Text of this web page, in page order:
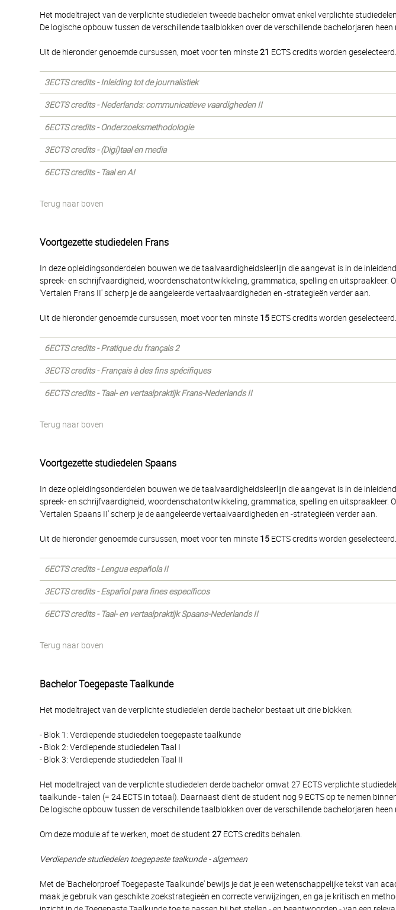
Het modeltraject van de verplichte studiedelen tweede bachelor omvat enkel verplichte
De logische opbouw tussen de verschillende taalblokken over de verschillende bachelorjaren
Uit de hieronder genoemde cursussen, moet voor ten minste21 ECTS credits worden geselecteerd.
3ECTS credits - Inleiding tot de journalistiek
3ECTS credits - Nederlands: communicatieve vaardigheden II
6ECTS credits - Onderzoeksmethodologie
3ECTS credits - (Digi)taal en media
6ECTS credits - Taal en AI
Terug naar boven
Voortgezette studiedelen Frans
In deze opleidingsonderdelen bouwen we de taalvaardigheidsleerlijn die aangevat is in de
spreek- en schrijfvaardigheid, woordenschatontwikkeling, grammatica, spelling en uitspraakleer.
'Vertalen Frans II' scherp je de aangeleerde vertaalvaardigheden en -strategieën verder aan.
Uit de hieronder genoemde cursussen, moet voor ten minste 15 ECTS credits worden geselecteerd.
6ECTS credits - Pratique du français 2
3ECTS credits - Français à des fins spécifiques
6ECTS credits - Taal- en vertaalpraktijk Frans-Nederlands II
Terug naar boven
Voortgezette studiedelen Spaans
In deze opleidingsonderdelen bouwen we de taalvaardigheidsleerlijn die aangevat is in de
spreek- en schrijfvaardigheid, woordenschatontwikkeling, grammatica, spelling en uitspraakleer.
'Vertalen Spaans II' scherp je de aangeleerde vertaalvaardigheden en -strategieën verder aan.
Uit de hieronder genoemde cursussen, moet voor ten minste 15 ECTS credits worden geselecteerd.
6ECTS credits - Lengua española II
3ECTS credits - Español para fines específicos
6ECTS credits - Taal- en vertaalpraktijk Spaans-Nederlands II
Terug naar boven
Bachelor Toegepaste Taalkunde
Het modeltraject van de verplichte studiedelen derde bachelor bestaat uit drie blokken:
- Blok 1: Verdiepende studiedelen toegepaste taalkunde
- Blok 2: Verdiepende studiedelen Taal I
- Blok 3: Verdiepende studiedelen Taal II
Het modeltraject van de verplichte studiedelen derde bachelor omvat 27 ECTS verplichte
taalkunde - talen (= 24 ECTS in totaal). Daarnaast dient de student nog 9 ECTS op te nemen
De logische opbouw tussen de verschillende taalblokken over de verschillende bachelorjaren
Om deze module af te werken, moet de student27 ECTS credits behalen.
Verdiepende studiedelen toegepaste taalkunde - algemeen
Met de 'Bachelorproef Toegepaste Taalkunde' bewijs je dat je een wetenschappelijke tekst van
maak je gebruik van geschikte zoekstrategieën en correcte verwijzingen, en ga je kritisch en